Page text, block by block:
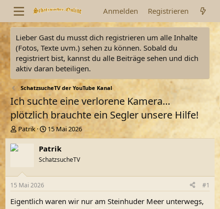
Anmelden Registrieren
Lieber Gast du musst dich registrieren um alle Inhalte
(Fotos, Texte uvm.) sehen zu können. Sobald du
registriert bist, kannst du alle Beiträge sehen und dich
aktiv daran beteiligen.
SchatzsucheTV der YouTube Kanal
Ich suchte eine verlorene Kamera…
plötzlich brauchte ein Segler unsere Hilfe!
E
r
s
l
e
r
Patrik
E
r
s
e
t
a
15 Mai 2026
Patrik
SchatzsucheTV
15 Mai 2026 #1
Eigentlich waren wir nur am Steinhuder Meer unterwegs,